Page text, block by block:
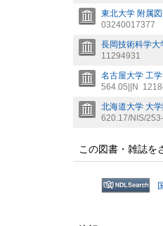
東北大学 附属
03240017377
長岡技術科学大
11294931
名古屋大学 工
564.05||N
北海道大学 大
620.17/NIS/
この図書・雑誌を